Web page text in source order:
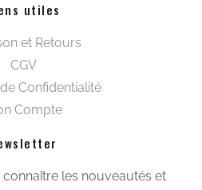
utiles
et Retours
CGV
Confidentialité
Compte
les nouveautés et